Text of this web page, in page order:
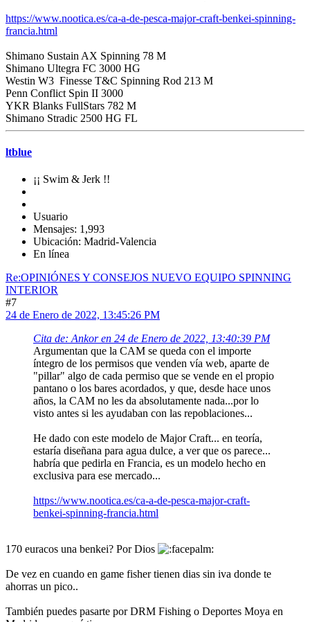
https://www.nootica.es/ca-a-de-pesca-major-craft-benkei-spinning-
francia.html
Shimano Sustain AX Spinning 78 M
Shimano Ultegra FC 3000 HG
Westin W3 Finesse T&C Spinning Rod 213 M
Penn Conflict Spin II 3000
YKR Blanks FullStars 782 M
Shimano Stradic 2500 HG FL
ltblue
¡¡ Swim & Jerk !!
Usuario
Mensajes: 1,993
Ubicación: Madrid-Valencia
En línea
Re:OPINIÓNES Y CONSEJOS NUEVO EQUIPO SPINNING
INTERIOR
#7
24 de Enero de 2022, 13:45:26 PM
Cita de: Ankor en 24 de Enero de 2022, 13:40:39 PM
Argumentan que la CAM se queda con el importe
íntegro de los permisos que venden vía web, aparte de
"pillar" algo de cada permiso que se vende en el propio
pantano o los bares acordados, y que, desde hace unos
años, la CAM no les da absolutamente nada...por lo
visto antes si les ayudaban con las repoblaciones...
He dado con este modelo de Major Craft... en teoría,
estaría diseñana para agua dulce, a ver que os parece...
habría que pedirla en Francia, es un modelo hecho en
exclusiva para ese mercado...
https://www.nootica.es/ca-a-de-pesca-major-craft-
benkei-spinning-francia.html
170 euracos una benkei? Por Dios
De vez en cuando en game fisher tienen dias sin iva donde te
ahorras un pico..
También puedes pasarte por DRM Fishing o Deportes Moya en